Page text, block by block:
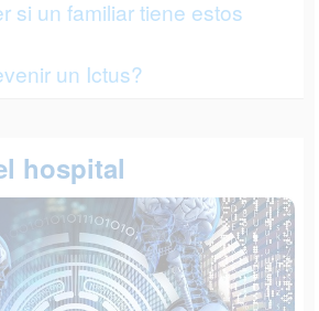
si un familiar tiene estos
un Ictus?
hospital